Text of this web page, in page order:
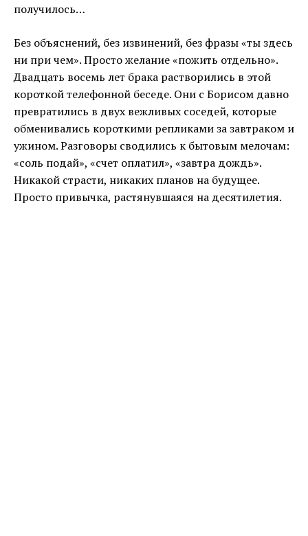
получилось…
Без объяснений, без извинений, без фразы «ты здесь
ни при чем». Просто желание «пожить отдельно».
Двадцать восемь лет брака растворились в этой
короткой телефонной беседе. Они с Борисом давно
превратились в двух вежливых соседей, которые
обменивались короткими репликами за завтраком и
ужином. Разговоры сводились к бытовым мелочам:
«соль подай», «счет оплатил», «завтра дождь».
Никакой страсти, никаких планов на будущее.
Просто привычка, растянувшаяся на десятилетия.